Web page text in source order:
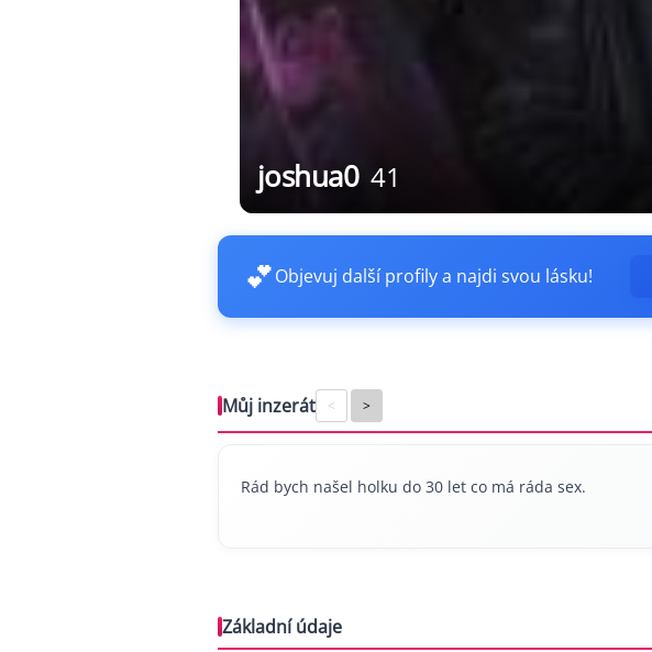
joshua0 41
💕Objevuj další profily a najdi svou lásku!
Můj inzerát < >
Rád bych našel holku do 30 let co má ráda sex.
Základní údaje